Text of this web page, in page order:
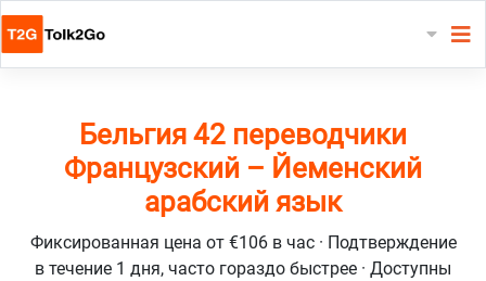
Бельгия 42 переводчики
Французский – Йеменский
арабский язык
Фиксированная цена от €106 в час · Подтверждение
в течение 1 дня, часто гораздо быстрее · Доступны